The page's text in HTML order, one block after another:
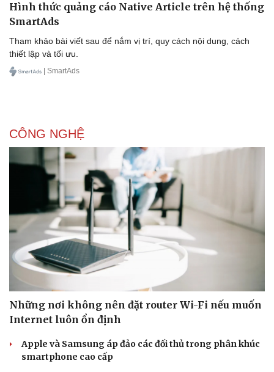
Hình thức quảng cáo Native Article trên hệ thống
SmartAds
Tham khảo bài viết sau để nắm vị trí, quy cách nội dung, cách
thiết lập và tối ưu.
| SmartAds
CÔNG NGHỆ
Những nơi không nên đặt router Wi-Fi nếu muốn
Internet luôn ổn định
Apple và Samsung áp đảo các đối thủ trong phân khúc
smartphone cao cấp